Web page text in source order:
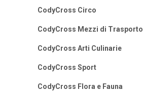
CodyCross Circo
CodyCross Mezzi di Trasporto
CodyCross Arti Culinarie
CodyCross Sport
CodyCross Flora e Fauna